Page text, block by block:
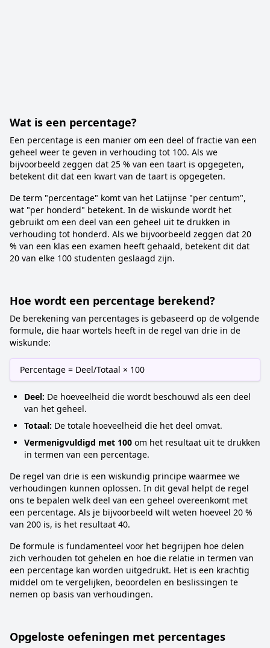
Wat is een percentage?
Een percentage is een manier om een deel of fractie van een
geheel weer te geven in verhouding tot 100. Als we
bijvoorbeeld zeggen dat 25 % van een taart is opgegeten,
betekent dit dat een kwart van de taart is opgegeten.
De term "percentage" komt van het Latijnse "per centum",
wat "per honderd" betekent. In de wiskunde wordt het
gebruikt om een deel van een geheel uit te drukken in
verhouding tot honderd. Als we bijvoorbeeld zeggen dat 20
% van een klas een examen heeft gehaald, betekent dit dat
20 van elke 100 studenten geslaagd zijn.
Hoe wordt een percentage berekend?
De berekening van percentages is gebaseerd op de volgende
formule, die haar wortels heeft in de regel van drie in de
wiskunde:
Percentage = Deel/Totaal × 100
Deel: De hoeveelheid die wordt beschouwd als een deel
van het geheel.
Totaal: De totale hoeveelheid die het deel omvat.
Vermenigvuldigd met 100 om het resultaat uit te drukken
in termen van een percentage.
De regel van drie is een wiskundig principe waarmee we
verhoudingen kunnen oplossen. In dit geval helpt de regel
ons te bepalen welk deel van een geheel overeenkomt met
een percentage. Als je bijvoorbeeld wilt weten hoeveel 20 %
van 200 is, is het resultaat 40.
De formule is fundamenteel voor het begrijpen hoe delen
zich verhouden tot gehelen en hoe die relatie in termen van
een percentage kan worden uitgedrukt. Het is een krachtig
middel om te vergelijken, beoordelen en beslissingen te
nemen op basis van verhoudingen.
Opgeloste oefeningen met percentages